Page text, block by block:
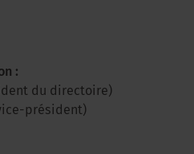
:
du directoire)
président)